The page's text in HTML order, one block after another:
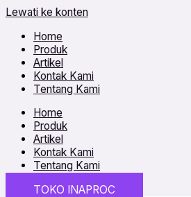
Lewati ke konten
Home
Produk
Artikel
Kontak Kami
Tentang Kami
Home
Produk
Artikel
Kontak Kami
Tentang Kami
TOKO INAPROC